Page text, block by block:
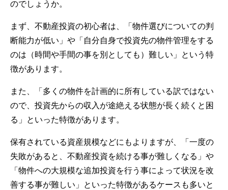
のでしょうか。
まず、不動産投資の初心者は、「物件選びについての判
断能力が低い」や「自分自身で投資先の物件管理をする
のは（時間や手間の事を別としても）難しい」という特
徴があります。
また、「多くの物件を計画的に所有している訳ではない
ので、投資先からの収入が途絶える状態が長く続くと困
る」といった特徴があります。
保有されている資産規模などにもよりますが、「一度の
失敗があると、不動産投資を続ける事が難しくなる」や
「物件への大規模な追加投資を行う事によって状況を改
善する事が難しい」といった特徴があるケースも多いと